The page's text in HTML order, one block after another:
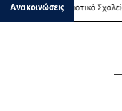
Ανακοινώσεις
Σχολείο Λακκίου